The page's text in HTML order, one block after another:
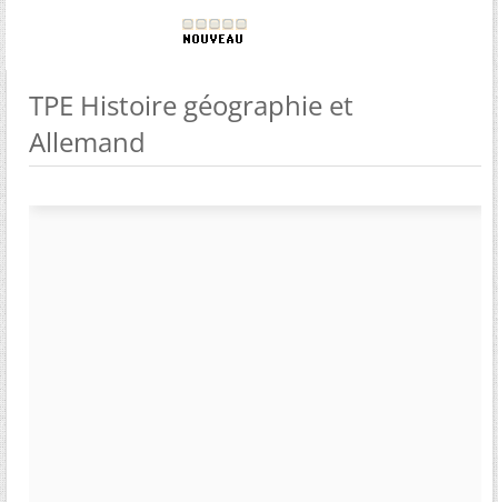
TPE Histoire géographie et
Allemand